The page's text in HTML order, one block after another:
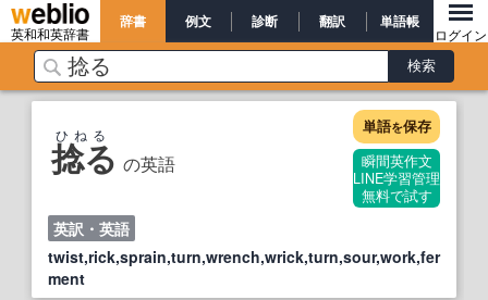
英和和英辞書
辞書 例文 診断 翻訳 単語帳
ログイン
捻る の英語
ひねる 単語を保存
瞬間英作文
LINE学習管理
無料で試す
英訳・英語
twist,rick,sprain,turn,wrench,wrick,turn,sour,work,fer
ment